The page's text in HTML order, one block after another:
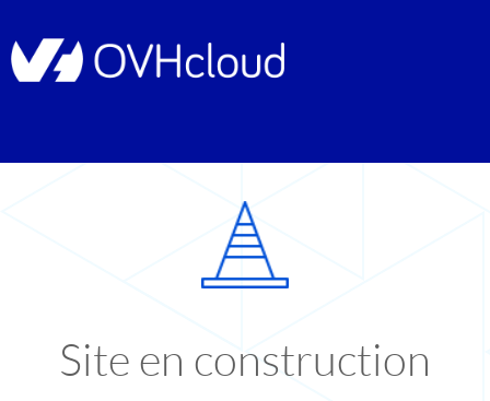
Site en construction